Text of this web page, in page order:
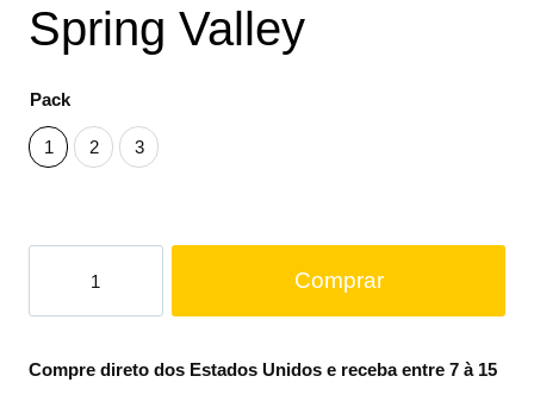
Spring Valley
Pack
1 2 3
Comprar
Compre direto dos Estados Unidos e receba entre 7 à 15